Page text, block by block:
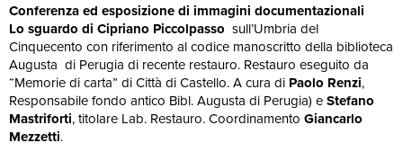
Conferenza ed esposizione di immagini documentazionali
Lo sguardo di Cipriano Piccolpasso sull’Umbria del
Cinquecento con riferimento al codice manoscritto della biblioteca
Augusta di Perugia di recente restauro. Restauro eseguito da
“Memorie di carta” di Città di Castello. A cura di Paolo Renzi,
Responsabile fondo antico Bibl. Augusta di Perugia) eStefano
Mastriforti, titolare Lab. Restauro. Coordinamento Giancarlo
Mezzetti.